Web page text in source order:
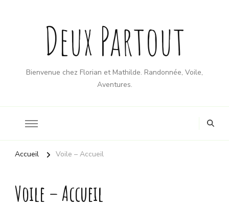
Deux Partout
Bienvenue chez Florian et Mathilde. Randonnée, Voile,
Aventures.
Accueil Voile – Accueil
Voile – Accueil